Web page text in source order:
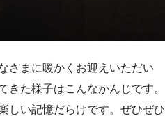
さまに暖かくお迎えいただい
きた様子はこんなかんじです。
しい記憶だらけです。ぜひぜひ